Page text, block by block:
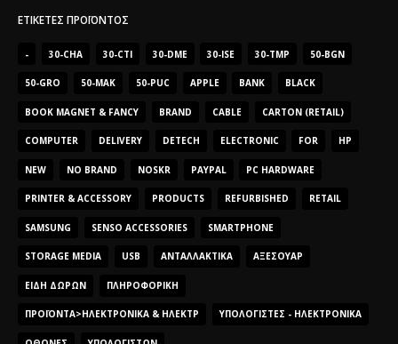
ΕΤΙΚΈΤΕΣ ΠΡΟΪΌΝΤΟΣ
- 30-CHA 30-CTI 30-DME 30-ISE 30-TMP 50-BGN
50-GRO 50-MAK 50-PUC APPLE BANK BLACK
BOOK MAGNET & FANCY BRAND CABLE CARTON (RETAIL)
COMPUTER DELIVERY DETECH ELECTRONIC FOR HP
NEW NO BRAND NOSKR PAYPAL PC HARDWARE
PRINTER & ACCESSORY PRODUCTS REFURBISHED RETAIL
SAMSUNG SENSO ACCESSORIES SMARTPHONE
STORAGE MEDIA USB ΑΝΤΑΛΛΑΚΤΙΚΆ ΑΞΕΣΟΥΆΡ
ΕΊΔΗ ΔΏΡΩΝ ΠΛΗΡΟΦΟΡΙΚΉ
ΠΡΟΪΌΝΤΑ>ΗΛΕΚΤΡΟΝΙΚΆ & ΗΛΕΚΤΡ ΥΠΟΛΟΓΙΣΤΈΣ - ΗΛΕΚΤΡΟΝΙΚΆ